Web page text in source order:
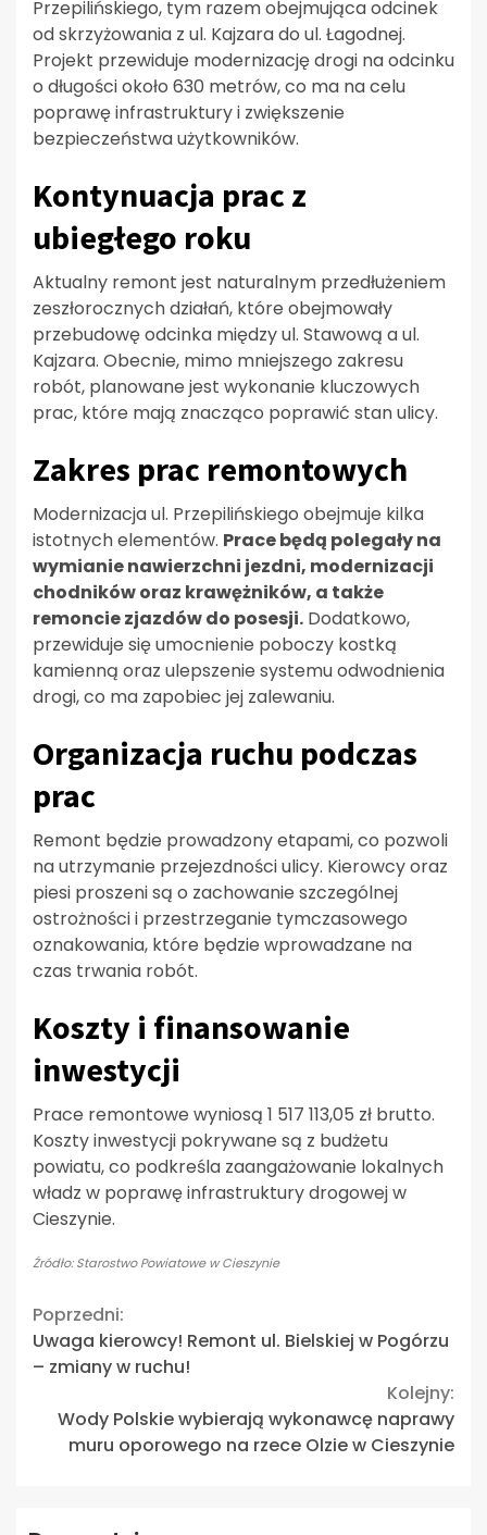
Przepilińskiego, tym razem obejmująca odcinek
od skrzyżowania z ul. Kajzara do ul. Łagodnej.
Projekt przewiduje modernizację drogi na odcinku
o długości około 630 metrów, co ma na celu
poprawę infrastruktury i zwiększenie
bezpieczeństwa użytkowników.
Kontynuacja prac z
ubiegłego roku
Aktualny remont jest naturalnym przedłużeniem
zeszłorocznych działań, które obejmowały
przebudowę odcinka między ul. Stawową a ul.
Kajzara. Obecnie, mimo mniejszego zakresu
robót, planowane jest wykonanie kluczowych
prac, które mają znacząco poprawić stan ulicy.
Zakres prac remontowych
Modernizacja ul. Przepilińskiego obejmuje kilka
istotnych elementów. Prace będą polegały na
wymianie nawierzchni jezdni, modernizacji
chodników oraz krawężników, a także
remoncie zjazdów do posesji. Dodatkowo,
przewiduje się umocnienie poboczy kostką
kamienną oraz ulepszenie systemu odwodnienia
drogi, co ma zapobiec jej zalewaniu.
Organizacja ruchu podczas
prac
Remont będzie prowadzony etapami, co pozwoli
na utrzymanie przejezdności ulicy. Kierowcy oraz
piesi proszeni są o zachowanie szczególnej
ostrożności i przestrzeganie tymczasowego
oznakowania, które będzie wprowadzane na
czas trwania robót.
Koszty i finansowanie
inwestycji
Prace remontowe wyniosą 1 517 113,05 zł brutto.
Koszty inwestycji pokrywane są z budżetu
powiatu, co podkreśla zaangażowanie lokalnych
władz w poprawę infrastruktury drogowej w
Cieszynie.
Źródło: Starostwo Powiatowe w Cieszynie
Continue
Reading
Poprzedni:
Uwaga kierowcy! Remont ul. Bielskiej w Pogórzu
– zmiany w ruchu!
Kolejny:
Wody Polskie wybierają wykonawcę naprawy
muru oporowego na rzece Olzie w Cieszynie